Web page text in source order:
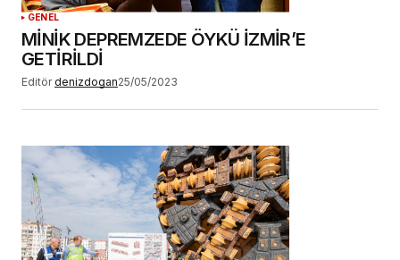
GENEL
MİNİK DEPREMZEDE ÖYKÜ İZMİR’E
GETİRİLDİ
Editör denizdogan25/05/2023